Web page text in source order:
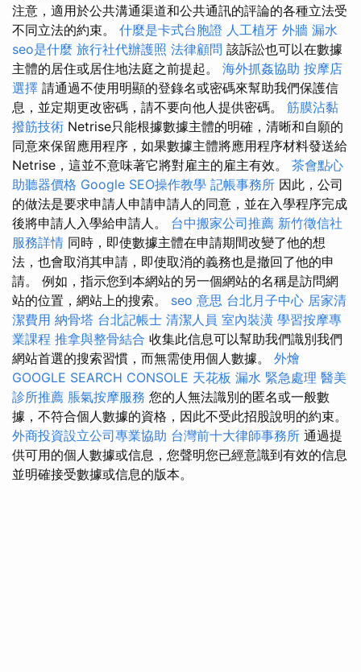
注意，適用於公共溝通渠道和公共通訊的評論的各種立法受
不同立法的約束。 什麼是卡式台胞證 人工植牙 外牆 漏水
seo是什麼 旅行社代辦護照 法律顧問 該訴訟也可以在數據
主體的居住或居住地法庭之前提起。 海外抓姦協助 按摩店
選擇 請通過不使用明顯的登錄名或密碼來幫助我們保護信
息，並定期更改密碼，請不要向他人提供密碼。 筋膜沾黏
撥筋技術 Netrise只能根據數據主體的明確，清晰和自願的
同意來保留應用程序，如果數據主體將應用程序材料發送給
Netrise，這並不意味著它將對雇主的雇主有效。 茶會點心
助聽器價格 Google SEO操作教學 記帳事務所 因此，公司
的做法是要求申請人申請申請人的同意，並在入學程序完成
後將申請人入學給申請人。 台中搬家公司推薦 新竹徵信社
服務詳情 同時，即使數據主體在申請期間改變了他的想
法，也會取消其申請，即使取消的義務也是撤回了他的申
請。 例如，指示您到本網站的另一個網站的名稱是訪問網
站的位置，網站上的搜索。 seo 意思 台北月子中心 居家清
潔費用 納骨塔 台北記帳士 清潔人員 室內裝潢 學習按摩專
業課程 推拿與整骨結合 收集此信息可以幫助我們識別我們
網站首選的搜索習慣，而無需使用個人數據。 外燴
GOOGLE SEARCH CONSOLE 天花板 漏水 緊急處理 醫美
診所推薦 脹氣按摩服務 您的人無法識別的匿名或一般數
據，不符合個人數據的資格，因此不受此招股說明的約束。
外商投資設立公司專業協助 台灣前十大律師事務所 通過提
供可用的個人數據或信息，您聲明您已經意識到有效的信息
並明確接受數據或信息的版本。